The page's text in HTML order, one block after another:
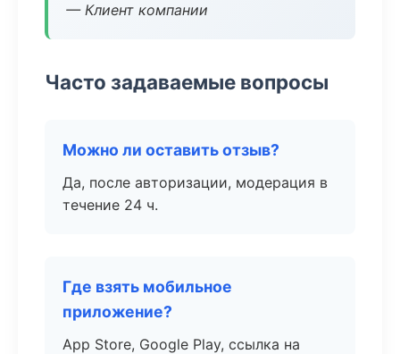
— Клиент компании
Часто задаваемые вопросы
Можно ли оставить отзыв?
Да, после авторизации, модерация в
течение 24 ч.
Где взять мобильное
приложение?
App Store, Google Play, ссылка на